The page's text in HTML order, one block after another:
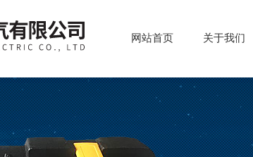
网站首页 关于我们